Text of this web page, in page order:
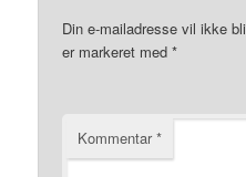
Din e-mailadresse vil ikke
er markeret med*
Kommentar*